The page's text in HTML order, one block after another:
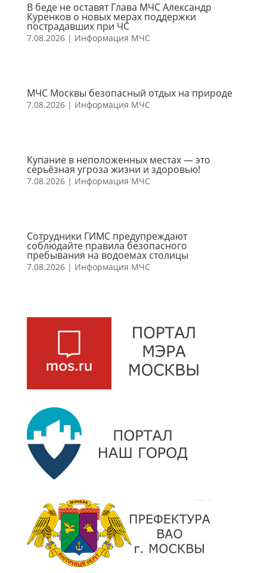
В беде не оставят Глава МЧС Александр
Куренков о новых мерах поддержки
пострадавших при ЧС
7.08.2026| Информация МЧС
МЧС Москвы безопасный отдых на природе
7.08.2026| Информация МЧС
Купание в неположенных местах — это
серьёзная угроза жизни и здоровью!
7.08.2026| Информация МЧС
Сотрудники ГИМС предупреждают
соблюдайте правила безопасного
пребывания на водоемах столицы
7.08.2026| Информация МЧС